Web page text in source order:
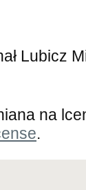
Lubicz
na
.